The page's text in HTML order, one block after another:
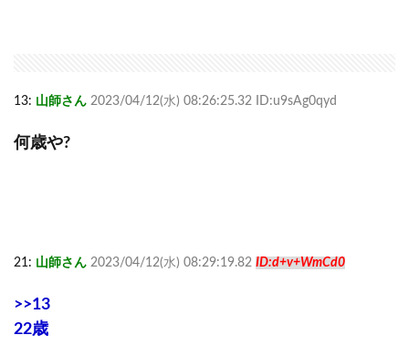
13: 山師さん 2023/04/12(水) 08:26:25.32 ID:u9sAg0qyd
何歳や?
21: 山師さん 2023/04/12(水) 08:29:19.82 ID:d+v+WmCd0
>>13
22歳